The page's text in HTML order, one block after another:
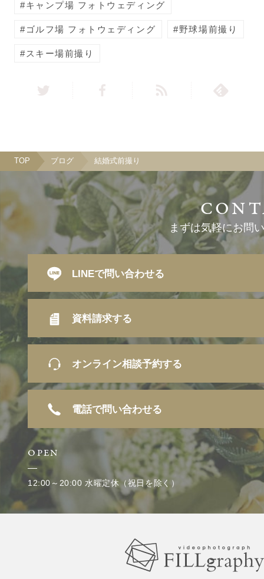
キャンプ場 フォトウェディング
ゴルフ場 フォトウェディング 野球場前撮り
スキー場前撮り
TOP ブログ 結婚式前撮り
まずは気軽にお問
LINEで問い合わせる
資料請求する
オンライン相談予約する
電話で問い合わせる
OPEN
12:00～20:00 水曜定休（祝日を除く）